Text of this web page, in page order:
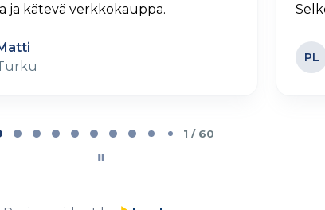
Selkeä ja helppo tilaus
2 / 60